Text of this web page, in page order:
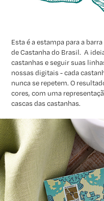
Esta é a estampa para a
de Castanha do Brasil. A
castanhas e seguir suas
nossas digitais - cada
nunca se repetem. O
cores, com uma
cascas das castanhas.